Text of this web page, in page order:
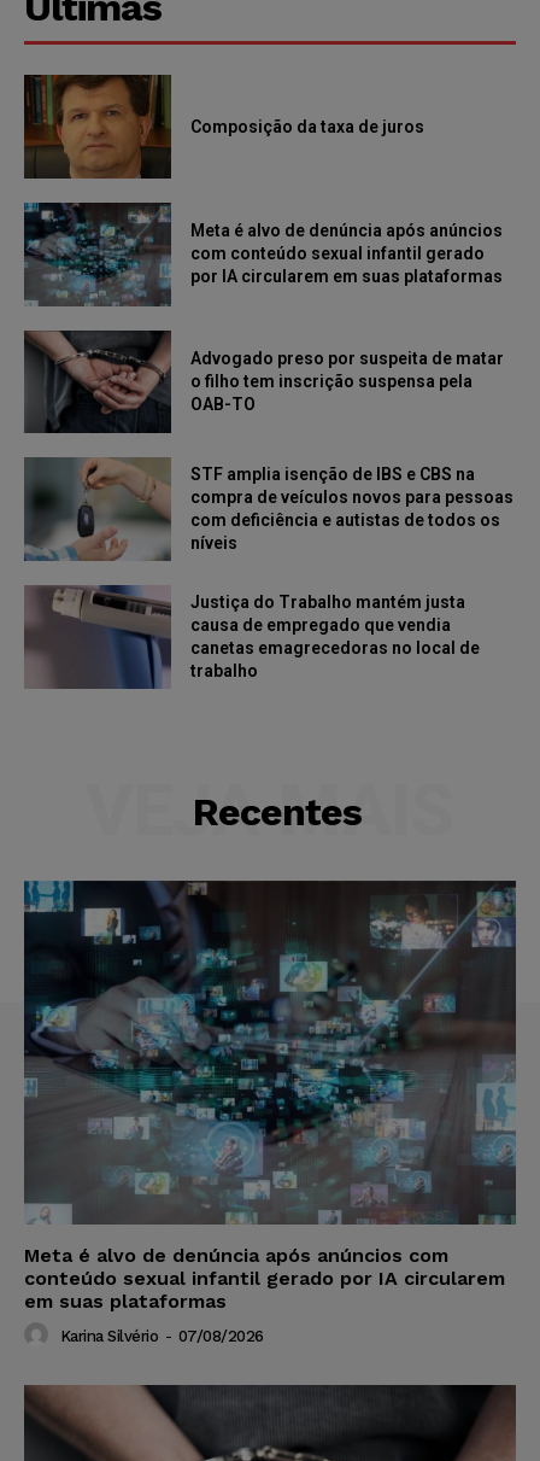
Composição da taxa de juros
Meta é alvo de denúncia após anúncios
com conteúdo sexual infantil gerado
por IA circularem em suas plataformas
Advogado preso por suspeita de matar
o filho tem inscrição suspensa pela
OAB-TO
STF amplia isenção de IBS e CBS na
compra de veículos novos para pessoas
com deficiência e autistas de todos os
níveis
Justiça do Trabalho mantém justa
causa de empregado que vendia
canetas emagrecedoras no local de
trabalho
Recentes
VEJA MAIS
Meta é alvo de denúncia após anúncios com
conteúdo sexual infantil gerado por IA circularem
em suas plataformas
Karina Silvério - 07/08/2026